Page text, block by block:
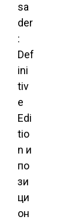
sa
der
:
Def
ini
tiv
e
Edi
tio
n и
по
зи
ци
он